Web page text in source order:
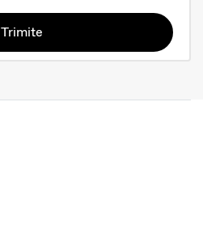
Trimite